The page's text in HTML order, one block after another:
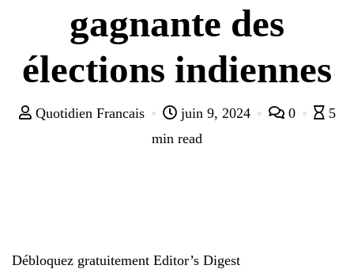
gagnante des
élections indiennes
Quotidien Francais juin 9, 2024 0
5
min read
Débloquez gratuitement Editor’s Digest